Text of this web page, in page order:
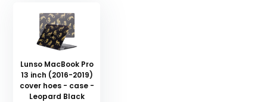
Lunso MacBook Pro
13 inch (2016-2019)
cover hoes - case -
Leopard Black